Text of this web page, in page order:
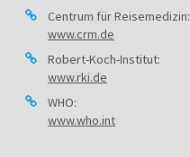
Centrum für Reisemedizin:
www.crm.de
Robert-Koch-Institut:
www.rki.de
WHO:
www.who.int